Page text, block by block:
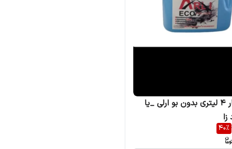
مایع بخار ۴ لیتری بدون بو ارلی _یا
40%